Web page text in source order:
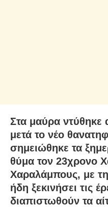
Στα μαύρα ντύθηκε
μετά το νέο
σημειώθηκε τα
θύμα τον 23χρονο
Χαραλάμπους, με
ήδη ξεκινήσει τις
διαπιστωθούν τα